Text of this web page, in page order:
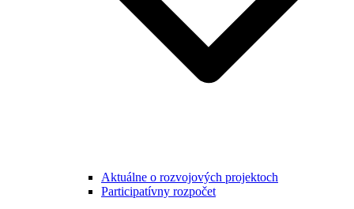
Aktuálne o rozvojových projektoch
Participatívny rozpočet